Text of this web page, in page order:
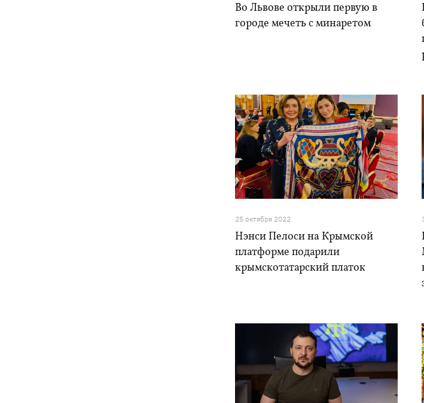
Во Львове открыли первую в
городе мечеть с минаретом
25 октября 2022
Нэнси Пелоси на Крымской
платформе подарили
крымскотатарский платок